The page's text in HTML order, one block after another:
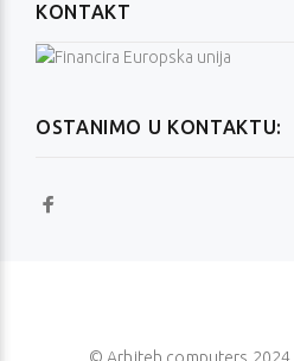
OSTANIMO U KONTAKTU:
KONTAKT